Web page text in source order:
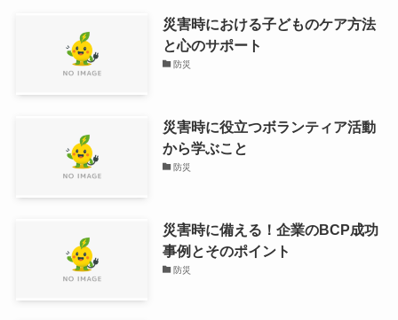
災害時における子どものケア方法
と心のサポート
防災
災害時に役立つボランティア活動
から学ぶこと
防災
災害時に備える！企業のBCP成功
事例とそのポイント
防災